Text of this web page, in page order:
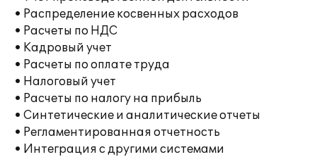
• Распределение косвенных расходов
• Расчеты по НДС
• Кадровый учет
• Расчеты по оплате труда
• Налоговый учет
• Расчеты по налогу на прибыль
• Синтетические и аналитические отчеты
• Регламентированная отчетность
• Интеграция с другими системами